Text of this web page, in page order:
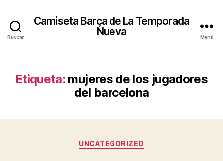
Buscar
Camiseta Barça de La Temporada
Nueva
Menú
Etiqueta: mujeres de los jugadores
del barcelona
Categorías
UNCATEGORIZED